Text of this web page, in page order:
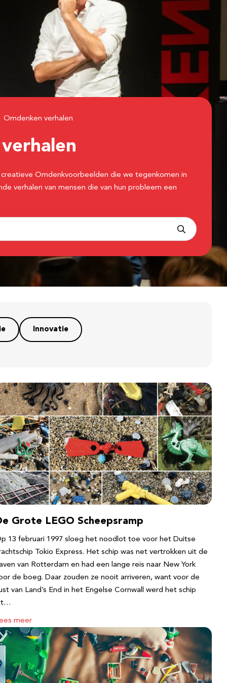
Omdenken verhalen
verhalen
Omdenkvoorbeelden die we tegenkomen in
verhalen van mensen die van hun probleem een
Innovatie
Grote LEGO Scheepsramp
13 februari 1997 sloeg het noodlot toe voor het Duitse
Tokio Express. Het schip was net vertrokken uit de
van Rotterdam en had een lange reis naar New York
de boeg. Daar zouden ze nooit arriveren, want voor de
van Land’s End in het Engelse Cornwall werd het schip
meer